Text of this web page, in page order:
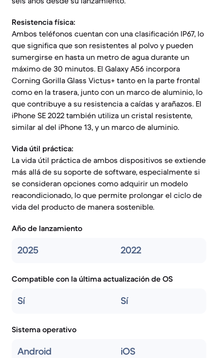
Resistencia física:
Ambos teléfonos cuentan con una clasificación IP67, lo
que significa que son resistentes al polvo y pueden
sumergirse en hasta un metro de agua durante un
máximo de 30 minutos. El Galaxy A56 incorpora
Corning Gorilla Glass Victus+ tanto en la parte frontal
como en la trasera, junto con un marco de aluminio, lo
que contribuye a su resistencia a caídas y arañazos. El
iPhone SE 2022 también utiliza un cristal resistente,
similar al del iPhone 13, y un marco de aluminio.
Vida útil práctica:
La vida útil práctica de ambos dispositivos se extiende
más allá de su soporte de software, especialmente si
se consideran opciones como adquirir un modelo
reacondicionado, lo que permite prolongar el ciclo de
vida del producto de manera sostenible.
Año de lanzamiento
2025 2022
Compatible con la última actualización de OS
Sí Sí
Sistema operativo
Android iOS